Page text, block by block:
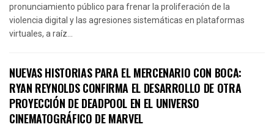
pronunciamiento público para frenar la proliferación de la
violencia digital y las agresiones sistemáticas en plataformas
virtuales, a raíz...
NUEVAS HISTORIAS PARA EL MERCENARIO CON BOCA:
RYAN REYNOLDS CONFIRMA EL DESARROLLO DE OTRA
PROYECCIÓN DE DEADPOOL EN EL UNIVERSO
CINEMATOGRÁFICO DE MARVEL